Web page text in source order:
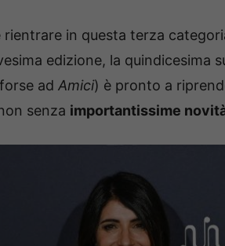
rientrare in questa terza
edizione, la quindicesima
ad Amici) è pronto a
senza importantissime